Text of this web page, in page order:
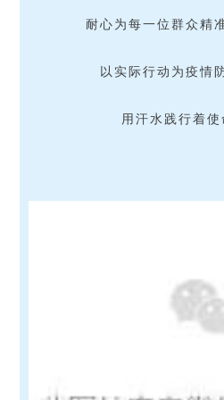
耐心为每一位群众精
以实际行动为疫情
用汗水践行着使